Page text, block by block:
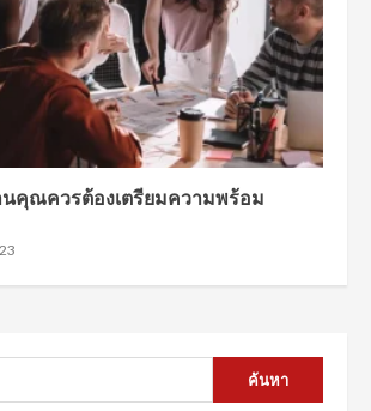
คุณควรต้องเตรียมความพร้อม